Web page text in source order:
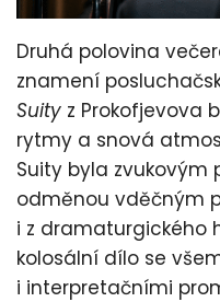
Druhá polovina
znamení
Suity z Prokofjevova
rytmy a snová
Suity byla
odměnou vděčným
i z dramaturgického
kolosální dílo se
i interpretačními